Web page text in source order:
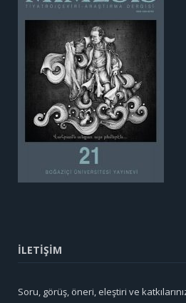
İLETİŞİM
Soru, görüş, öneri, eleştiri ve